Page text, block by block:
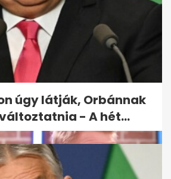
Kozsót az áramlopás
úgy látják, Orbánnak
- A hét...